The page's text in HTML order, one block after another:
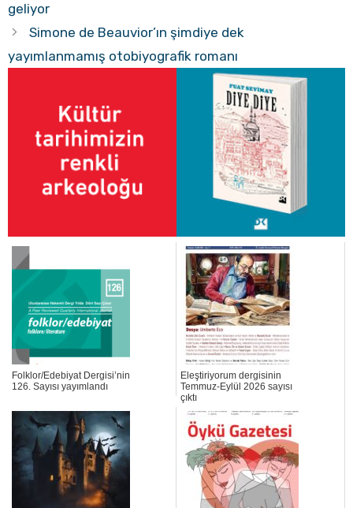
geliyor
Simone de Beauvior’ın şimdiye dek
yayımlanmamış otobiyografik romanı
Folklor/Edebiyat Dergisi’nin
126. Sayısı yayımlandı
Eleştiriyorum dergisinin
Temmuz-Eylül 2026 sayısı
çıktı